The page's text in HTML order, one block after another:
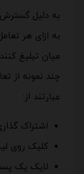
به دلیل گسترش
به ازای هر
میان تبلیغ
چند نمونه از
عبارتند از:
اشتراک
کلیک روی
لایک یک